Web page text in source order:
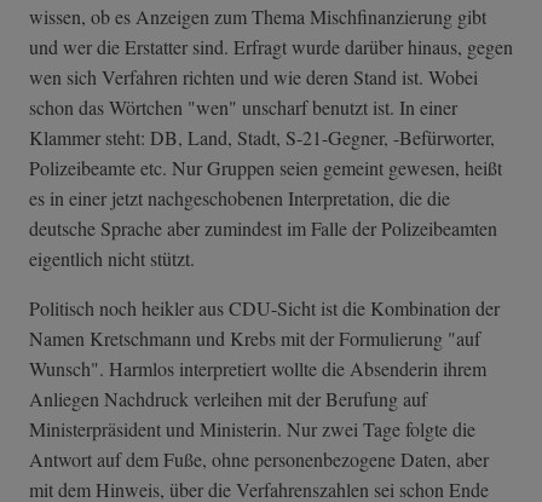
wissen, ob es Anzeigen zum Thema Mischfinanzierung gibt
und wer die Erstatter sind. Erfragt wurde darüber hinaus, gegen
wen sich Verfahren richten und wie deren Stand ist. Wobei
schon das Wörtchen "wen" unscharf benutzt ist. In einer
Klammer steht: DB, Land, Stadt, S-21-Gegner, -Befürworter,
Polizeibeamte etc. Nur Gruppen seien gemeint gewesen, heißt
es in einer jetzt nachgeschobenen Interpretation, die die
deutsche Sprache aber zumindest im Falle der Polizeibeamten
eigentlich nicht stützt.
Politisch noch heikler aus CDU-Sicht ist die Kombination der
Namen Kretschmann und Krebs mit der Formulierung "auf
Wunsch". Harmlos interpretiert wollte die Absenderin ihrem
Anliegen Nachdruck verleihen mit der Berufung auf
Ministerpräsident und Ministerin. Nur zwei Tage folgte die
Antwort auf dem Fuße, ohne personenbezogene Daten, aber
mit dem Hinweis, über die Verfahrenszahlen sei schon Ende